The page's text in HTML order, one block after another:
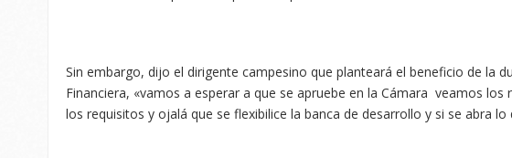
Sin embargo, dijo el dirigente campesino que planteará el beneficio de la
Financiera, «vamos a esperar a que se apruebe en la Cámara veamos los
los requisitos y ojalá que se flexibilice la banca de desarrollo y si se abra lo